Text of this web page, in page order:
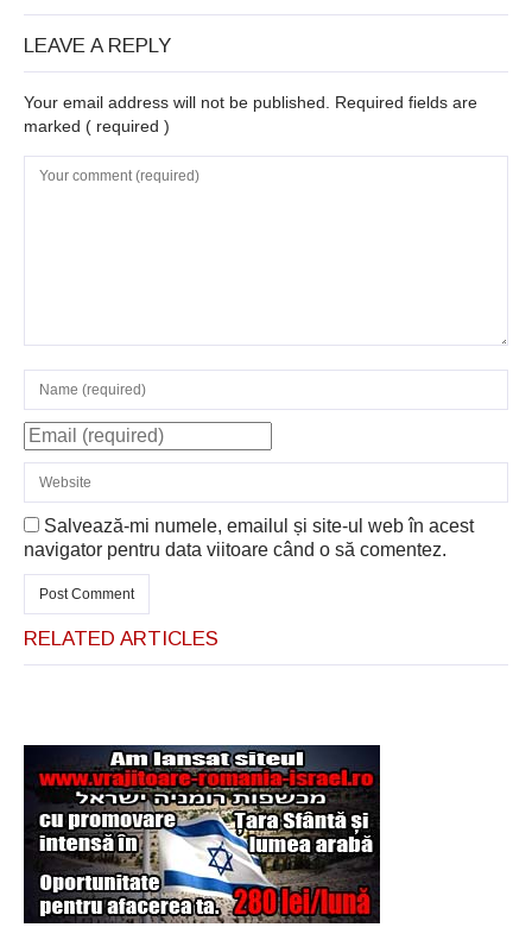
LEAVE A REPLY
Your email address will not be published. Required fields are
marked ( required )
Salvează-mi numele, emailul și site-ul web în acest
navigator pentru data viitoare când o să comentez.
RELATED ARTICLES